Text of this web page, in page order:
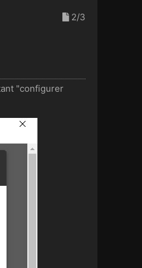
2/3
"configurer